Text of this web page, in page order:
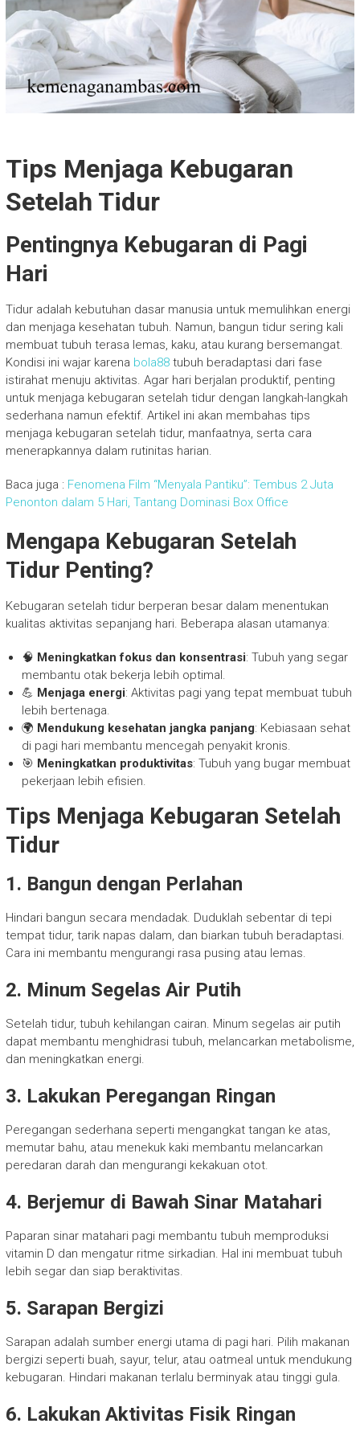
Tips Menjaga Kebugaran
Setelah Tidur
Pentingnya Kebugaran di Pagi
Hari
Tidur adalah kebutuhan dasar manusia untuk memulihkan energi
dan menjaga kesehatan tubuh. Namun, bangun tidur sering kali
membuat tubuh terasa lemas, kaku, atau kurang bersemangat.
Kondisi ini wajar karena bola88tubuh beradaptasi dari fase
istirahat menuju aktivitas. Agar hari berjalan produktif, penting
untuk menjaga kebugaran setelah tidur dengan langkah-langkah
sederhana namun efektif. Artikel ini akan membahas tips
menjaga kebugaran setelah tidur, manfaatnya, serta cara
menerapkannya dalam rutinitas harian.
Baca juga : Fenomena Film “Menyala Pantiku”: Tembus 2 Juta
Penonton dalam 5 Hari, Tantang Dominasi Box Office
Mengapa Kebugaran Setelah
Tidur Penting?
Kebugaran setelah tidur berperan besar dalam menentukan
kualitas aktivitas sepanjang hari. Beberapa alasan utamanya:
🧠 Meningkatkan fokus dan konsentrasi: Tubuh yang segar
membantu otak bekerja lebih optimal.
💪 Menjaga energi: Aktivitas pagi yang tepat membuat tubuh
lebih bertenaga.
🌍 Mendukung kesehatan jangka panjang: Kebiasaan sehat
di pagi hari membantu mencegah penyakit kronis.
🎯 Meningkatkan produktivitas: Tubuh yang bugar membuat
pekerjaan lebih efisien.
Tips Menjaga Kebugaran Setelah
Tidur
1. Bangun dengan Perlahan
Hindari bangun secara mendadak. Duduklah sebentar di tepi
tempat tidur, tarik napas dalam, dan biarkan tubuh beradaptasi.
Cara ini membantu mengurangi rasa pusing atau lemas.
2. Minum Segelas Air Putih
Setelah tidur, tubuh kehilangan cairan. Minum segelas air putih
dapat membantu menghidrasi tubuh, melancarkan metabolisme,
dan meningkatkan energi.
3. Lakukan Peregangan Ringan
Peregangan sederhana seperti mengangkat tangan ke atas,
memutar bahu, atau menekuk kaki membantu melancarkan
peredaran darah dan mengurangi kekakuan otot.
4. Berjemur di Bawah Sinar Matahari
Paparan sinar matahari pagi membantu tubuh memproduksi
vitamin D dan mengatur ritme sirkadian. Hal ini membuat tubuh
lebih segar dan siap beraktivitas.
5. Sarapan Bergizi
Sarapan adalah sumber energi utama di pagi hari. Pilih makanan
bergizi seperti buah, sayur, telur, atau oatmeal untuk mendukung
kebugaran. Hindari makanan terlalu berminyak atau tinggi gula.
6. Lakukan Aktivitas Fisik Ringan